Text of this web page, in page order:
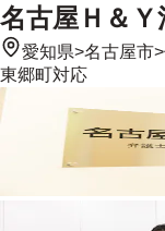
名古屋Ｈ＆
愛知県>名古屋市>
東郷町対応